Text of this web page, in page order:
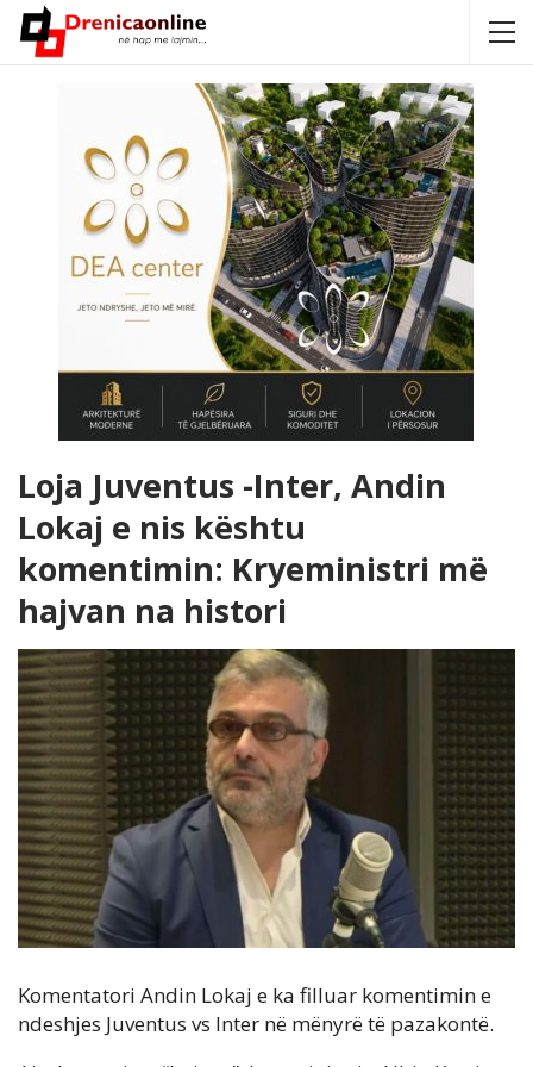
Loja Juventus -Inter, Andin
Lokaj e nis kështu
komentimin: Kryeministri më
hajvan na histori
Komentatori Andin Lokaj e ka filluar komentimin e
ndeshjes Juventus vs Inter në mënyrë të pazakontë.